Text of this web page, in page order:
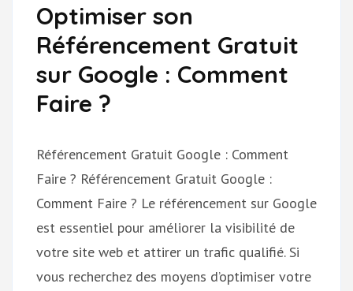
Optimiser son
Référencement Gratuit
sur Google : Comment
Faire ?
Référencement Gratuit Google : Comment
Faire ? Référencement Gratuit Google :
Comment Faire ? Le référencement sur Google
est essentiel pour améliorer la visibilité de
votre site web et attirer un trafic qualifié. Si
vous recherchez des moyens d’optimiser votre